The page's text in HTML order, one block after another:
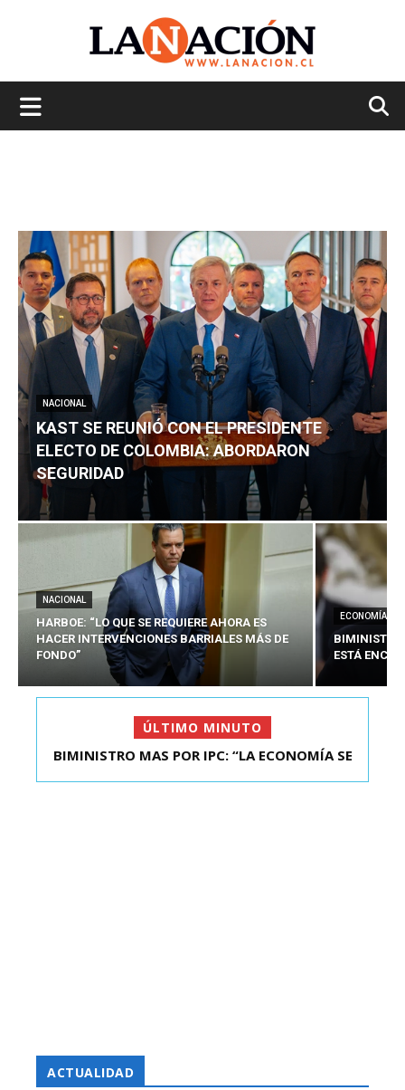
NACIONAL
KAST SE REUNIÓ CON EL PRESIDENTE
ELECTO DE COLOMBIA: ABORDARON
SEGURIDAD
NACIONAL
HARBOE: “LO QUE SE REQUIERE AHORA ES
HACER INTERVENCIONES BARRIALES MÁS DE
FONDO”
ECONOMÍA
BIMINISTRO
ESTÁ
ÚLTIMO MINUTO
KAST SE REUNIÓ CON EL PRESIDENTE ELECTO DE
BIMINISTRO MAS POR IPC: “LA ECONOMÍA SE
ACTUALIDAD